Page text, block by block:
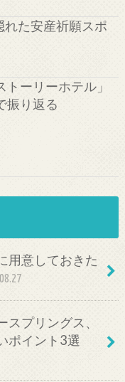
れた安産祈願スポ
ーリーホテル」
振り返る
用意しておきた
プリングス、
ポイント3選